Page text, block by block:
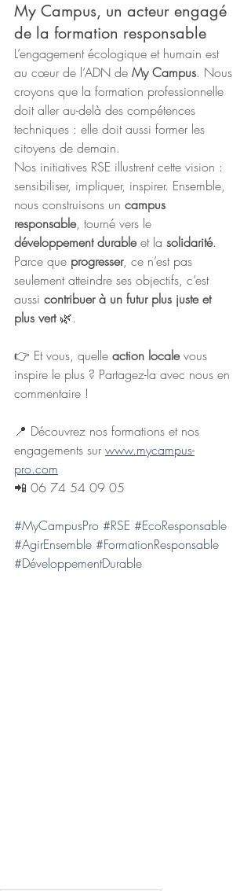
My Campus, un acteur engagé
de la formation responsable
L’engagement écologique et humain est
au cœur de l’ADN de My Campus. Nous
croyons que la formation professionnelle
doit aller au-delà des compétences
techniques : elle doit aussi former les
citoyens de demain.
Nos initiatives RSE illustrent cette vision :
sensibiliser, impliquer, inspirer. Ensemble,
nous construisons un campus
responsable, tourné vers le
développement durable et la solidarité.
Parce que progresser, ce n’est pas
seulement atteindre ses objectifs, c’est
aussi contribuer à un futur plus juste et
plus vert 🌿.
👉 Et vous, quelle action locale vous
inspire le plus ? Partagez-la avec nous en
commentaire !
📍 Découvrez nos formations et nos
engagements sur www.mycampus-
pro.com
📲 06 74 54 09 05
#MyCampusPro #RSE #EcoResponsable
#AgirEnsemble #FormationResponsable
#DéveloppementDurable